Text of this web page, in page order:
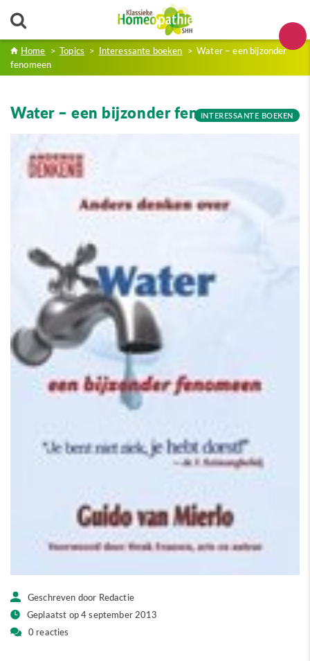
Home > Topics > Interessante boeken > Water – een bijzonder
fenomeen
Water – een bijzonder fenomeenINTERESSANTE BOEKEN
Geschreven door Redactie
Geplaatst op 4 september 2013
0 reacties